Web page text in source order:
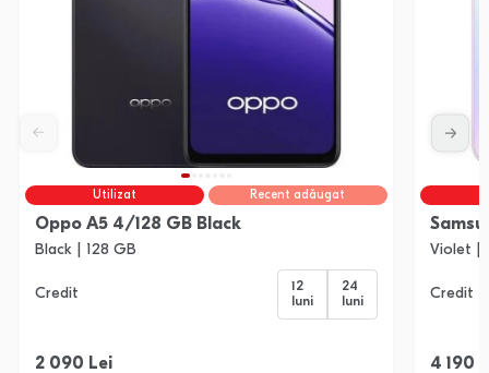
Utilizat Recent adăugat
Oppo A5 4/128 GB Black
Black | 128 GB
Credit
12
luni
24
luni
2 090 Lei
Violet |
Credit
4 190